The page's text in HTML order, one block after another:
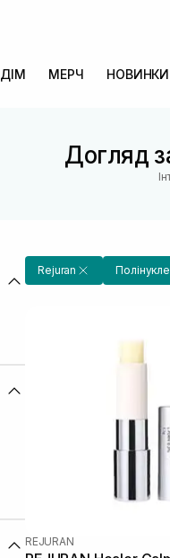
ДІМ МЕРЧ НОВИНКИ
Догляд
Rejuran
REJURAN